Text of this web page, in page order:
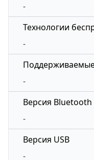
-
Технологии
-
-
Версия Bluetooth
-
Версия USB
-